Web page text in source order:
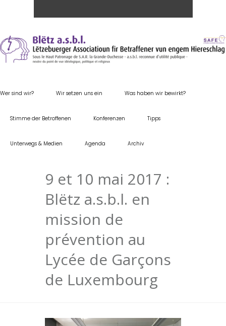
Wer sind wir? Wir setzen uns ein Was haben wir bewirkt?
Stimme der Betroffenen Konferenzen Tipps
Unterwegs & Medien Agenda Archiv
9 et 10 mai 2017 :
Blëtz a.s.b.l. en
mission de
prévention au
Lycée de Garçons
de Luxembourg